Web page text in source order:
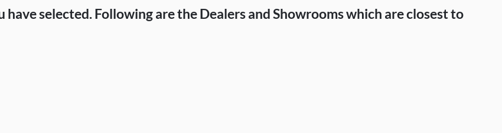
selected. Following are the Dealers and Showrooms which are closest to